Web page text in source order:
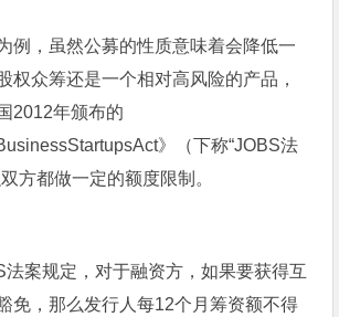
例，虽然公募的性质意味着会降低一
权众筹还是一个相对高风险的产品，
2012年颁布的
》（下称“JOBS法
方都做一定的额度限制。
法案规定，对于融资方，如果要获得互
免，那么发行人每12个月筹资额不得